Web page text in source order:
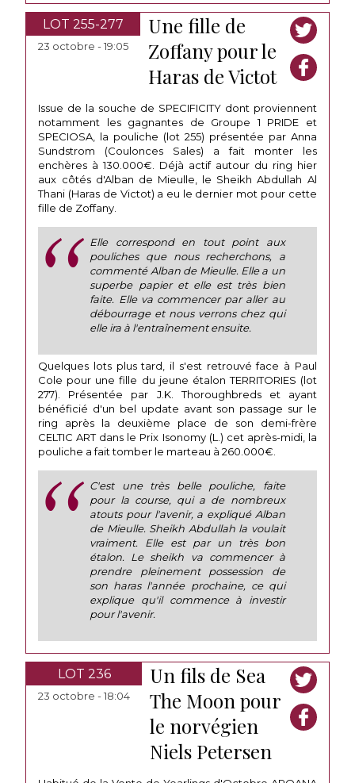
LOT 255-277
23 octobre - 19:05
Une fille de
Zoffany pour le
Haras de Victot
Issue de la souche de SPECIFICITY dont proviennent
notamment les gagnantes de Groupe 1 PRIDE et
SPECIOSA, la pouliche (lot 255) présentée par Anna
Sundstrom (Coulonces Sales) a fait monter les
enchères à 130.000€. Déjà actif autour du ring hier
aux côtés d'Alban de Mieulle, le Sheikh Abdullah Al
Thani (Haras de Victot) a eu le dernier mot pour cette
fille de Zoffany.
Elle correspond en tout point aux
pouliches que nous recherchons, a
commenté Alban de Mieulle. Elle a un
superbe papier et elle est très bien
faite. Elle va commencer par aller au
débourrage et nous verrons chez qui
elle ira à l'entraînement ensuite.
Quelques lots plus tard, il s'est retrouvé face à Paul
Cole pour une fille du jeune étalon TERRITORIES (lot
277). Présentée par J.K. Thoroughbreds et ayant
bénéficié d'un bel update avant son passage sur le
ring après la deuxième place de son demi-frère
CELTIC ART dans le Prix Isonomy (L.) cet après-midi, la
pouliche a fait tomber le marteau à 260.000€.
C'est une très belle pouliche, faite
pour la course, qui a de nombreux
atouts pour l'avenir, a expliqué Alban
de Mieulle. Sheikh Abdullah la voulait
vraiment. Elle est par un très bon
étalon. Le sheikh va commencer à
prendre pleinement possession de
son haras l'année prochaine, ce qui
explique qu'il commence à investir
pour l'avenir.
LOT 236
23 octobre - 18:04
Un fils de Sea
The Moon pour
le norvégien
Niels Petersen